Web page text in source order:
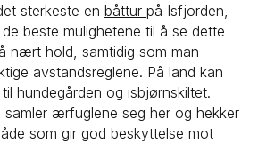
sterkeste en båttur på Isfjorden,
beste mulighetene til å se dette
nært hold, samtidig som man
avstandsreglene. På land kan
hundegården og isbjørnskiltet.
samler ærfuglene seg her og hekker
som gir god beskyttelse mot